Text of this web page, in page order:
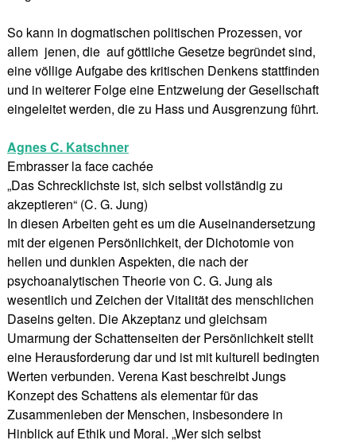
So kann in dogmatischen politischen Prozessen, vor
allem jenen, die auf göttliche Gesetze begründet sind,
eine völlige Aufgabe des kritischen Denkens stattfinden
und in weiterer Folge eine Entzweiung der Gesellschaft
eingeleitet werden, die zu Hass und Ausgrenzung führt.
Agnes C. Katschner
Embrasser la face cachée
„Das Schrecklichste ist, sich selbst vollständig zu
akzeptieren“ (C. G. Jung)
In diesen Arbeiten geht es um die Auseinandersetzung
mit der eigenen Persönlichkeit, der Dichotomie von
hellen und dunklen Aspekten, die nach der
psychoanalytischen Theorie von C. G. Jung als
wesentlich und Zeichen der Vitalität des menschlichen
Daseins gelten. Die Akzeptanz und gleichsam
Umarmung der Schattenseiten der Persönlichkeit stellt
eine Herausforderung dar und ist mit kulturell bedingten
Werten verbunden. Verena Kast beschreibt Jungs
Konzept des Schattens als elementar für das
Zusammenleben der Menschen, insbesondere in
Hinblick auf Ethik und Moral. „Wer sich selbst